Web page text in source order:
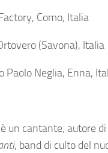
Como, Italia
(Savona), Italia
Neglia, Enna,
un cantante, autore
, band di culto del